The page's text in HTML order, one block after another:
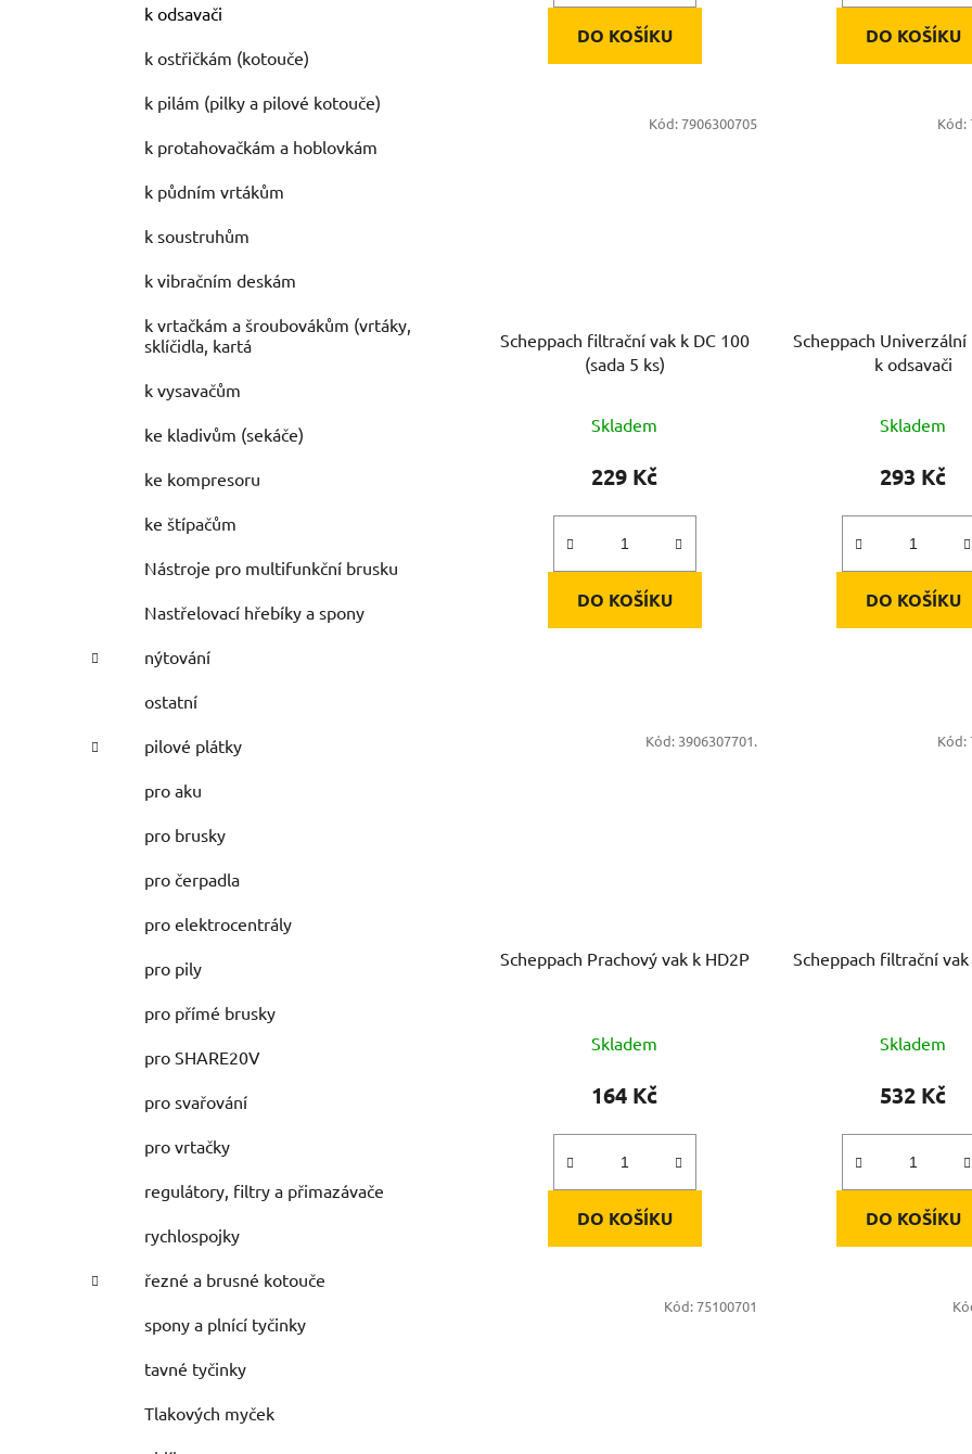
k odsavači
k ostřičkám (kotouče)
k pilám (pilky a pilové kotouče)
k protahovačkám a hoblovkám
k půdním vrtákům
k soustruhům
k vibračním deskám
k vrtačkám a šroubovákům (vrtáky,
sklíčidla, kartá
k vysavačům
ke kladivům (sekáče)
ke kompresoru
ke štípačům
Nástroje pro multifunkční brusku
Nastřelovací hřebíky a spony
nýtování
ostatní
pilové plátky
pro aku
pro brusky
pro čerpadla
pro elektrocentrály
pro pily
pro přímé brusky
pro SHARE20V
pro svařování
pro vrtačky
regulátory, filtry a přimazávače
rychlospojky
řezné a brusné kotouče
spony a plnící tyčinky
tavné tyčinky
Tlakových myček
DO KOŠÍKU DO KOŠÍKU
Scheppach filtrační vak k DC 100
(sada 5 ks)
Skladem
229 Kč
DO KOŠÍKU
Kód:7906300705
Scheppach Univerzální
k odsavači
Skladem
293 Kč
DO KOŠÍKU
Kód:
Scheppach Prachový vak k HD2P
Skladem
164 Kč
DO KOŠÍKU
Kód: 3906307701.
Scheppach filtrační vak
Skladem
532 Kč
DO KOŠÍKU
Kód:
Kód:75100701